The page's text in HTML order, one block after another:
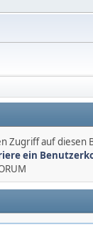
Zugriff auf diesen
ein